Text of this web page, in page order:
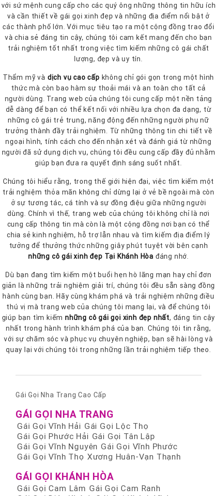
với sứ mệnh cung cấp cho các quý ông những thông tin hữu ích
và cần thiết về gái gọi xinh đẹp và những địa điểm nổi bật ở
các thành phố lớn. Với mục tiêu tạo ra một cộng đồng trao đổi
và chia sẻ đáng tin cậy, chúng tôi cam kết mang đến cho bạn
trải nghiệm tốt nhất trong việc tìm kiếm những cô gái chất
lượng, đẹp và uy tín.
Thẩm mỹ và dịch vụ cao cấp không chỉ gói gọn trong một hình
thức mà còn bao hàm sự thoải mái và an toàn cho tất cả
người dùng. Trang web của chúng tôi cung cấp một nền tảng
dễ dàng để bạn có thể kết nối với nhiều lựa chọn đa dạng, từ
những cô gái trẻ trung, năng động đến những người phụ nữ
trưởng thành đầy trải nghiệm. Từ những thông tin chi tiết về
ngoại hình, tính cách cho đến nhận xét và đánh giá từ những
người đã sử dụng dịch vụ, chúng tôi đều cung cấp đầy đủ nhằm
giúp bạn đưa ra quyết định sáng suốt nhất.
Chúng tôi hiểu rằng, trong thế giới hiện đại, việc tìm kiếm một
trải nghiệm thỏa mãn không chỉ dừng lại ở vẻ bề ngoài mà còn
ở sự tương tác, cá tính và sự đồng điệu giữa những người
dùng. Chính vì thế, trang web của chúng tôi không chỉ là nơi
cung cấp thông tin mà còn là một cộng đồng nơi bạn có thể
chia sẻ kinh nghiệm, hỗ trợ lẫn nhau và tìm kiếm địa điểm lý
tưởng để thưởng thức những giây phút tuyệt vời bên cạnh
những cô gái xinh đẹp Tại Khánh Hòa đáng nhớ.
Dù bạn đang tìm kiếm một buổi hẹn hò lãng mạn hay chỉ đơn
giản là những trải nghiệm giải trí, chúng tôi đều sẵn sàng đồng
hành cùng bạn. Hãy cùng khám phá và trải nghiệm những điều
thú vị mà trang web của chúng tôi mang lại, và để chúng tôi
giúp bạn tìm kiếmnhững cô gái gọi xinh đẹp nhất, đáng tin cậy
nhất trong hành trình khám phá của bạn. Chúng tôi tin rằng,
với sự chăm sóc và phục vụ chuyên nghiệp, bạn sẽ hài lòng và
quay lại với chúng tôi trong những lần trải nghiệm tiếp theo.
Gái Gọi Nha Trang Cao Cấp
GÁI GỌI NHA TRANG
Gái Gọi Vĩnh Hải Gái Gọi Lộc Thọ
Gái Gọi Phước Hải Gái Gọi Tân Lập
Gái Gọi Vĩnh Nguyên Gái Gọi Vĩnh Phước
Gái Gọi Vĩnh Thọ Xương Huân-Vạn Thạnh
GÁI GỌI KHÁNH HÒA
Gái Gọi Cam Lâm Gái Gọi Cam Ranh